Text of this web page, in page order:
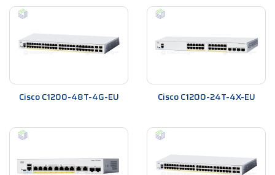
Cisco C1200-48T-4G-EU Cisco C1200-24T-4X-EU